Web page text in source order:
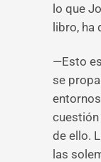
lo que
libro, ha
—Esto
se
cuestión
de ello.
las